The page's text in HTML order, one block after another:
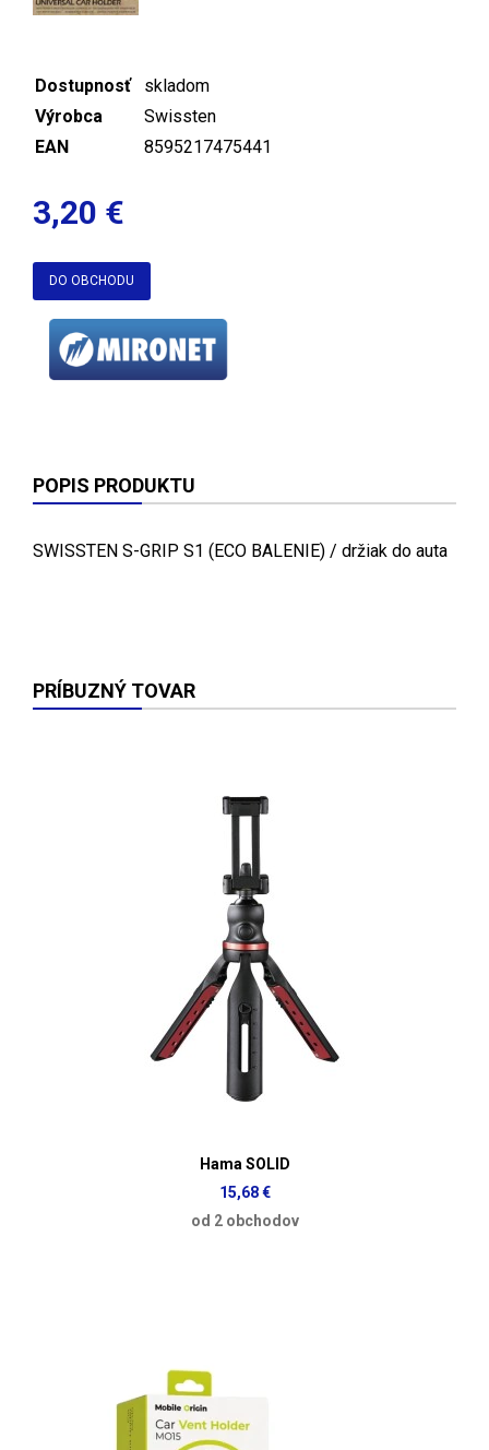
Dostupnosť
skladom
Výrobca
Swissten
EAN
8595217475441
3,20 €
DO OBCHODU
POPIS PRODUKTU
SWISSTEN S-GRIP S1 (ECO BALENIE) / držiak do auta
PRÍBUZNÝ TOVAR
Hama SOLID
15,68 €
od 2 obchodov